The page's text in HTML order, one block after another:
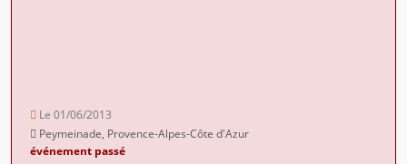
Le 01/06/2013
Peymeinade, Provence-Alpes-Côte d'Azur
événement passé